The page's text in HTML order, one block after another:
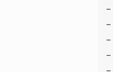
–
–
–
–